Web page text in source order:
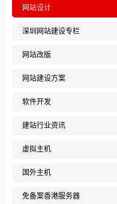
网站设计
深圳网站建设专栏
网站改版
网站建设方案
软件开发
建站行业资讯
虚拟主机
国外主机
免备案香港服务器